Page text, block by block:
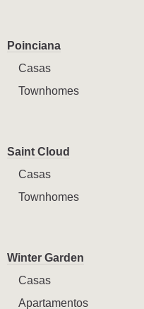
Poinciana
Casas
Townhomes
Saint Cloud
Casas
Townhomes
Winter Garden
Casas
Apartamentos